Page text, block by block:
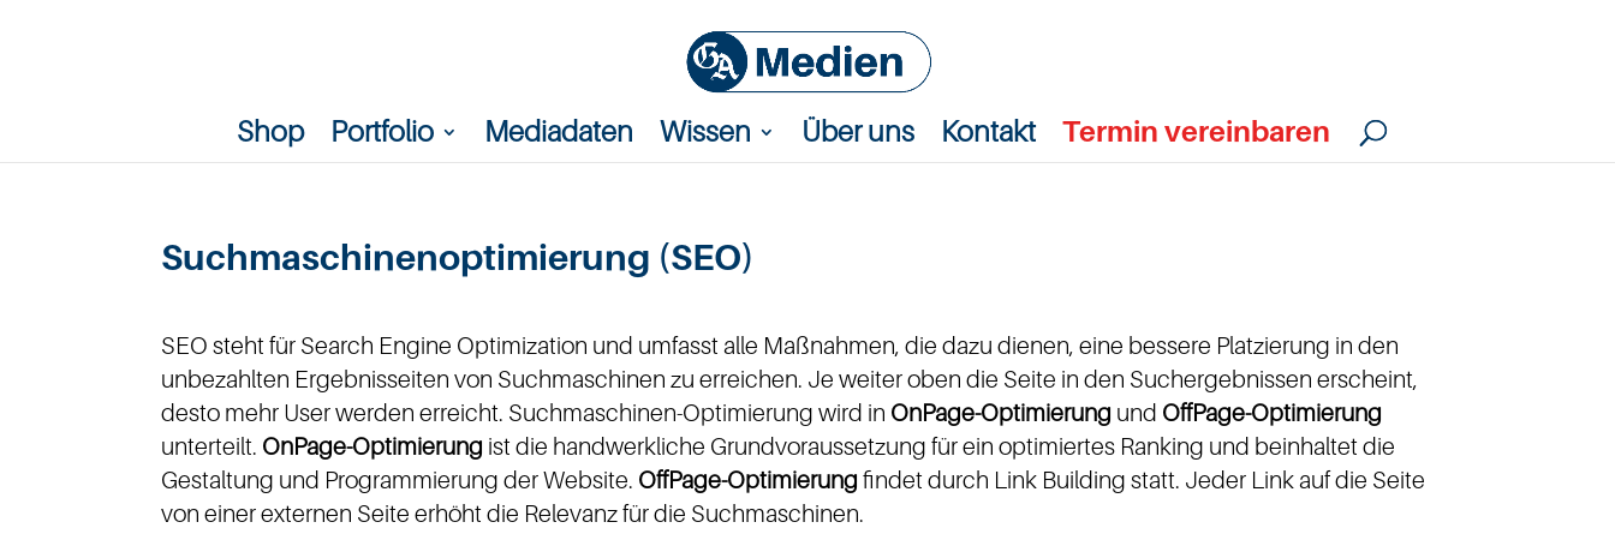
Shop Portfolio Mediadaten Wissen Über uns Kontakt Termin vereinbaren
Suchmaschinenoptimierung (SEO)
SEO steht für Search Engine Optimization und umfasst alle Maßnahmen, die dazu dienen, eine bessere Platzierung in den
unbezahlten Ergebnisseiten von Suchmaschinen zu erreichen. Je weiter oben die Seite in den Suchergebnissen erscheint,
desto mehr User werden erreicht. Suchmaschinen-Optimierung wird in OnPage-Optimierung und OffPage-Optimierung
unterteilt. OnPage-Optimierung ist die handwerkliche Grundvoraussetzung für ein optimiertes Ranking und beinhaltet die
Gestaltung und Programmierung der Website. OffPage-Optimierungfindet durch Link Building statt. Jeder Link auf die Seite
von einer externen Seite erhöht die Relevanz für die Suchmaschinen.